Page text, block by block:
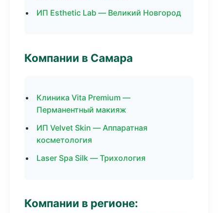
ИП Esthetic Lab — Великий Новгород
Компании в Самара
Клиника Vita Premium —
Перманентный макияж
ИП Velvet Skin — Аппаратная
косметология
Laser Spa Silk — Трихология
Компании в регионе: